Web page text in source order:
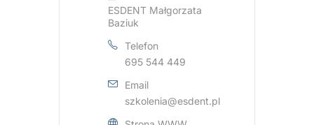
ESDENT Małgorzata
Baziuk
Telefon
695 544 449
Email
szkolenia@esdent.pl